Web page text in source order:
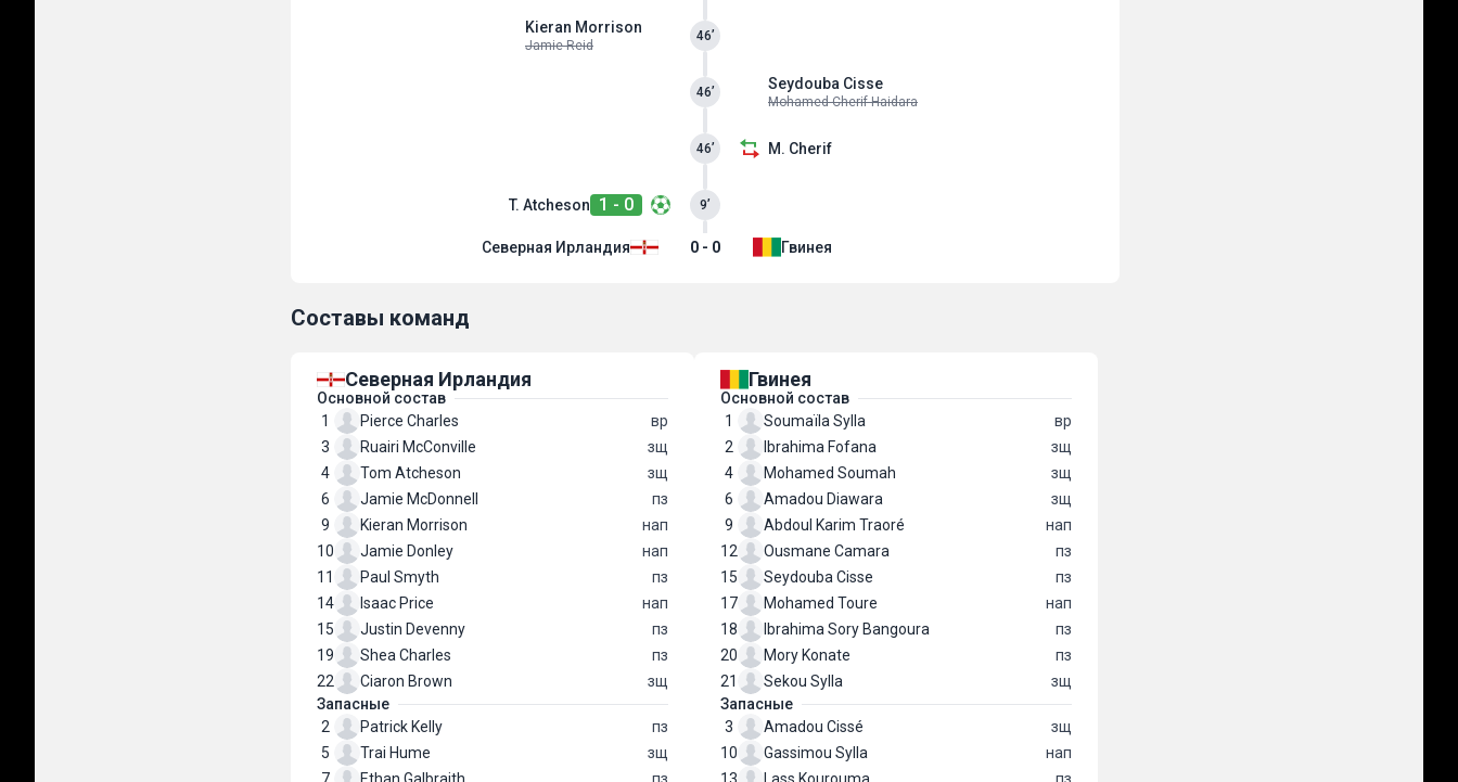
T. Atcheson 1 - 0 9’
46’ M. Cherif
46’ Seydouba Cisse
Mohamed Cherif Haidara
Kieran Morrison
Jamie Reid
46’
Северная Ирландия 0 - 0 Гвинея
Составы команд
Северная Ирландия
Основной состав
1
Pierce Charles
вр
3
Ruairi McConville
зщ
4
Tom Atcheson
зщ
6
Jamie McDonnell
пз
9
Kieran Morrison
нап
10
Jamie Donley
нап
11
Paul Smyth
пз
14
Isaac Price
нап
15
Justin Devenny
пз
19
Shea Charles
пз
22
Ciaron Brown
зщ
Запасные
2
Patrick Kelly
пз
5
Trai Hume
зщ
Гвинея
Основной состав
1
Soumaïla Sylla
вр
2
Ibrahima Fofana
зщ
4
Mohamed Soumah
зщ
6
Amadou Diawara
зщ
9
Abdoul Karim Traoré
нап
12
Ousmane Camara
пз
15
Seydouba Cisse
пз
17
Mohamed Toure
нап
18
Ibrahima Sory Bangoura
пз
20
Mory Konate
пз
21
Sekou Sylla
зщ
Запасные
3
Amadou Cissé
зщ
10
Gassimou Sylla
нап